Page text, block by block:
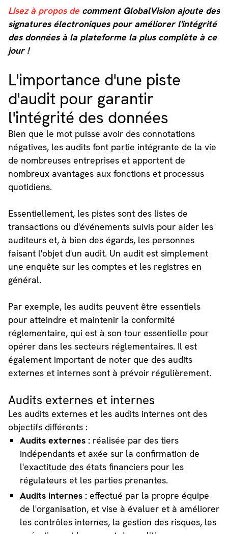
Lisez à propos decomment GlobalVision ajoute des
signatures électroniques pour améliorer l'intégrité
des données à la plateforme la plus complète à ce
jour !
L'importance d'une piste
d'audit pour garantir
l'intégrité des données
Bien que le mot puisse avoir des connotations
négatives, les audits font partie intégrante de la vie
de nombreuses entreprises et apportent de
nombreux avantages aux fonctions et processus
quotidiens.
Essentiellement, les pistes sont des listes de
transactions ou d'événements suivis pour aider les
auditeurs et, à bien des égards, les personnes
faisant l'objet d'un audit. Un audit est simplement
une enquête sur les comptes et les registres en
général.
Par exemple, les audits peuvent être essentiels
pour atteindre et maintenir la conformité
réglementaire, qui est à son tour essentielle pour
opérer dans les secteurs réglementaires. Il est
également important de noter que des audits
externes et internes sont à prévoir régulièrement.
Audits externes et internes
Les audits externes et les audits internes ont des
objectifs différents :
Audits externes : réalisée par des tiers
indépendants et axée sur la confirmation de
l'exactitude des états financiers pour les
régulateurs et les parties prenantes.
Audits internes : effectué par la propre équipe
de l'organisation, et vise à évaluer et à améliorer
les contrôles internes, la gestion des risques, les